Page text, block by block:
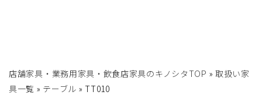
店舗家具・業務用家具・飲食店家具のキノシタTOP » 取扱い家
具一覧 » テーブル »TT010